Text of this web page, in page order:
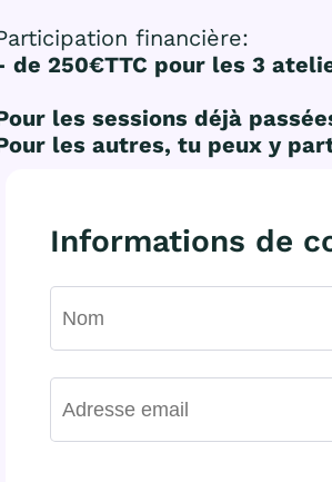
financière:
de 250€TTC pour les 3
les sessions déjà
les autres, tu peux y
Informations de